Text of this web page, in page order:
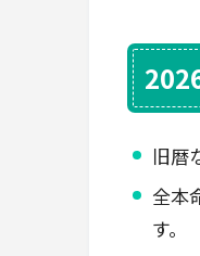
旧暦
全本
す。